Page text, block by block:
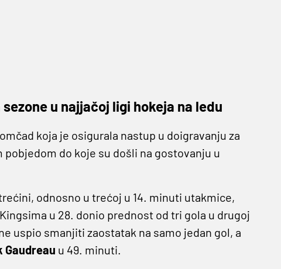
u najjačoj ligi hokeja na ledu
koja je osigurala nastup u doigravanju za
do koje su došli na gostovanju u
odnosno u trećoj u 14. minuti utakmice,
u 28. donio prednost od tri gola u drugoj
uspio smanjiti zaostatak na samo jedan gol, a
Gaudreau u 49. minuti.